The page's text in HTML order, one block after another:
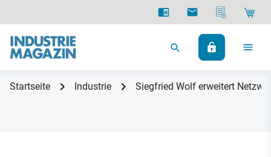
Startseite Industrie Siegfried Wolf erweitert